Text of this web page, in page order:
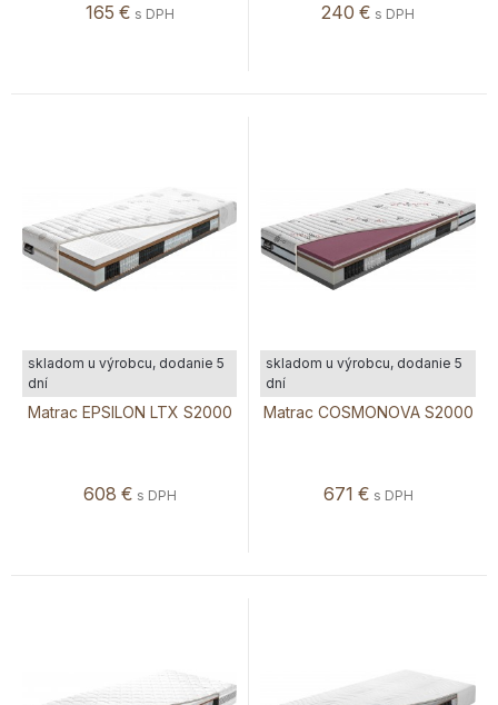
165 € s DPH 240 € s DPH
Matrac EPSILON LTX S2000
skladom u výrobcu, dodanie 5
dní
608 € s DPH
Matrac COSMONOVA S2000
skladom u výrobcu, dodanie 5
dní
671 € s DPH